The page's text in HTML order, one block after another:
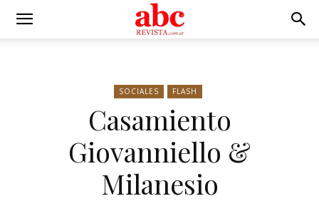
SOCIALES FLASH
Casamiento
Giovanniello &
Milanesio